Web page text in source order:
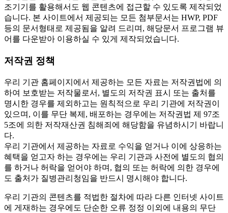
조기기를 활용해서도 웹 콘텐츠에 접근할 수 있도록 제작되었
습니다. 본 사이트에서 제공되는 모든 첨부문서는 HWP, PDF
등의 문서형태로 제공됨을 알려 드리며, 해당문서 프로그램 뷰
어를 다운받아 이용하실 수 있게 제작되었습니다.
저작권 정책
우리 기관 홈페이지에서 제공하는 모든 자료는 저작권법에 의
하여 보호받는 저작물로서, 별도의 저작권 표시 또는 출처를
명시한 경우를 제외하고는 원칙적으로 우리 기관에 저작권이
있으며, 이를 무단 복제, 배포하는 경우에는 저작권법 제 97조
5조에 의한 저작재산권 침해죄에 해당함을 유념하시기 바랍니
다.
우리 기관에서 제공하는 자료로 수익을 얻거나 이에 상응하는
혜택을 얻고자 하는 경우에는 우리 기관과 사전에 별도의 협의
를 하거나 허락을 얻어야 하며, 협의 또는 허락에 의한 경우에
도 출처가 질병관리청임을 반드시 명시해야 합니다.
우리 기관의 콘텐츠를 적법한 절차에 따라 다른 인터넷 사이트
에 게재하는 경우에도 단순한 오류 정정 이외에 내용의 무단